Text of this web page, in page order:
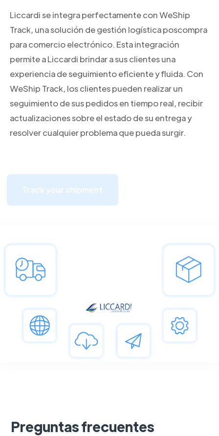
Liccardi se integra perfectamente con WeShip
Track, una solución de gestión logística poscompra
para comercio electrónico. Esta integración
permite a Liccardi brindar a sus clientes una
experiencia de seguimiento eficiente y fluida. Con
WeShip Track, los clientes pueden realizar un
seguimiento de sus pedidos en tiempo real, recibir
actualizaciones sobre el estado de su entrega y
resolver cualquier problema que pueda surgir.
Track your shipment
Preguntas frecuentes